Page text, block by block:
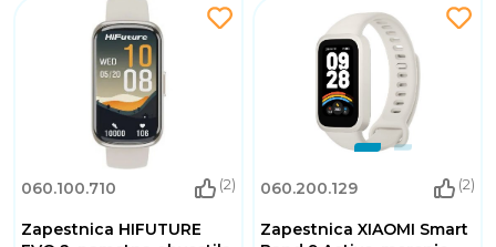
060.100.710 (2)
Zapestnica HIFUTURE
060.200.129 (2)
Zapestnica XIAOMI Smart